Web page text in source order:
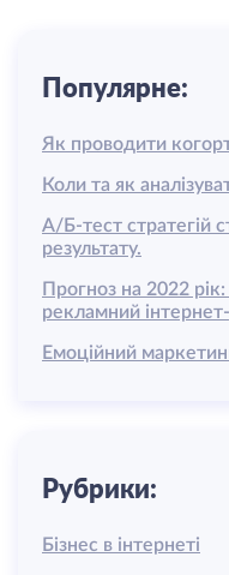
Популярне:
Як проводити
Коли та як
А/Б-тест стратегій
результату.
Прогноз на 2022
рекламний
Емоційний
Рубрики:
Бізнес в інтернеті